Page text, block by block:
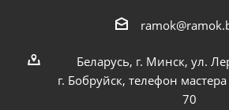
Беларусь, г. Минск, ул.
г. Бобруйск, телефон
70